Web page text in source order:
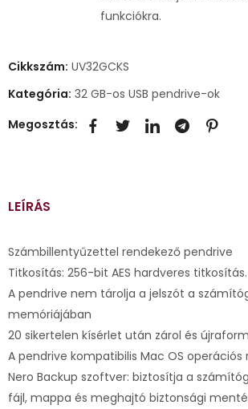
funkciókra.
Cikkszám: UV32GCKS
Kategória: 32 GB-os USB pendrive-ok
Megosztás:
LEÍRÁS
Számbillentyűzettel rendekező pendrive
Titkosítás: 256-bit AES hardveres titkosítás.
A pendrive nem tárolja a jelszót a
memóriájában
20 sikertelen kísérlet után zárol és
A pendrive kompatibilis Mac OS operációs
Nero Backup szoftver: biztosítja a
fájl, mappa és meghajtó biztonsági